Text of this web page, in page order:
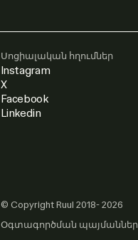
Սոցիալական հղումներ
Instagram
X
Facebook
Linkedin
© Copyright Ruul 2018- 2026
Օգտագործման պայմաններ